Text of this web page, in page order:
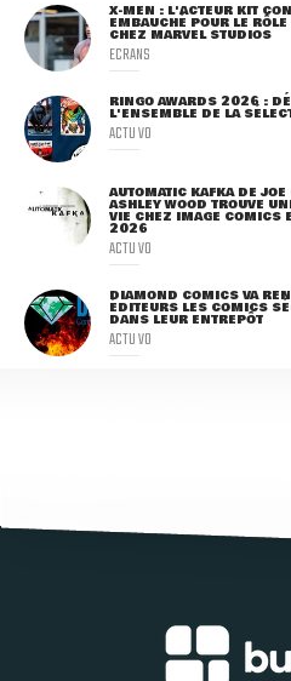
X-MEN : L'ACTEUR KIT
EMBAUCHÉ POUR LE
CHEZ MARVEL STUDIOS
ECRANS
RINGO AWARDS 2026 :
L'ENSEMBLE DE LA
ACTU VO
AUTOMATIC KAFKA DE JOE
ASHLEY WOOD TROUVE
VIE CHEZ IMAGE COMICS
2026
ACTU VO
DIAMOND COMICS VA
ÉDITEURS LES COMICS
DANS LEUR ENTREPÔT
ACTU VO